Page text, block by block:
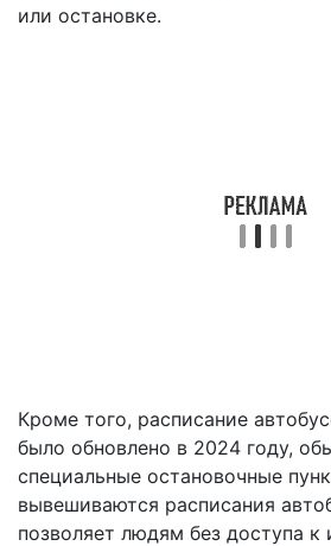
или остановке.
Кроме того, расписание
было обновлено в 2024 году,
специальные остановочные
вывешиваются расписания
позволяет людям без доступа к